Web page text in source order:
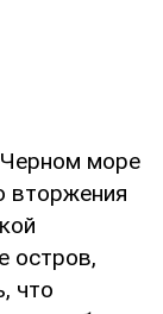
море
вторжения
остров,
что